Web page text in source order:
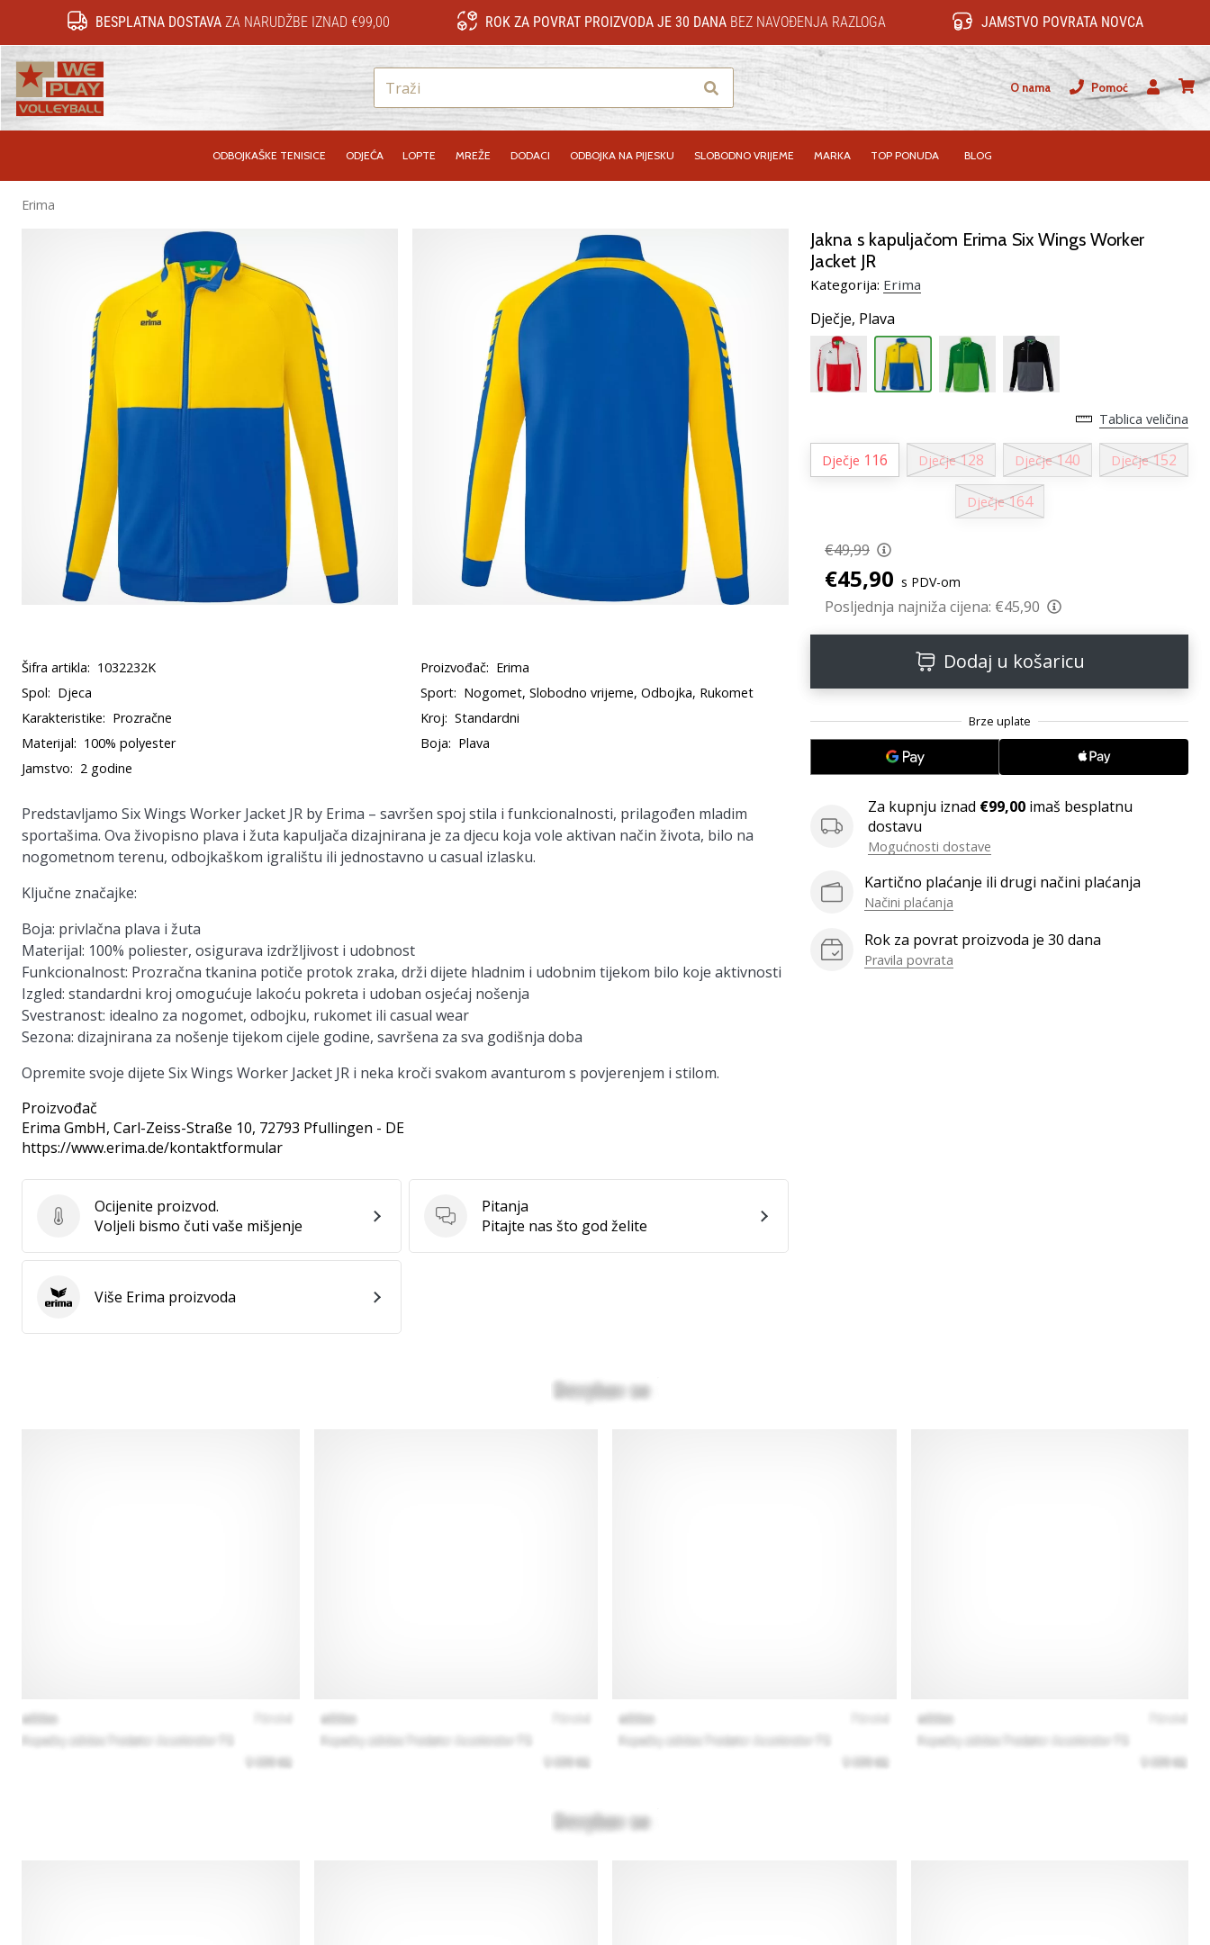
BESPLATNA DOSTAVAZA NARUDŽBE IZNAD €99,00 ROK ZA POVRAT PROIZVODA JE 30 DANABEZ NAVOĐENJA RAZLOGA JAMSTVO POVRATA NOVCA
O nama
Pomoć
Korisnik
ODBOJKAŠKE TENISICE ODJEĆA LOPTE MREŽE DODACI ODBOJKA NA PIJESKU SLOBODNO VRIJEME MARKA TOP PONUDA BLOG
Erima
Jakna s kapuljačom Erima Six Wings Worker
Jacket JR
Kategorija: Erima
Dječje, Plava
Tablica veličina
Dječje 116 Dječje 128 Dječje 140 Dječje 152
Dječje 164
€49,99
€45,90 s PDV-om
Posljednja najniža cijena: €45,90
Dodaj u košaricu
Za kupnju iznad €99,00 imaš besplatnu
dostavu
Mogućnosti dostave
Kartično plaćanje ili drugi načini plaćanja
Načini plaćanja
Rok za povrat proizvoda je 30 dana
Pravila povrata
Šifra artikla: 1032232K Proizvođač: Erima
Spol: Djeca Sport: Nogomet, Slobodno vrijeme, Odbojka, Rukomet
Karakteristike: Prozračne Kroj: Standardni
Materijal: 100% polyester Boja: Plava
Jamstvo: 2 godine
Predstavljamo Six Wings Worker Jacket JR by Erima – savršen spoj stila i funkcionalnosti, prilagođen mladim
sportašima. Ova živopisno plava i žuta kapuljača dizajnirana je za djecu koja vole aktivan način života, bilo na
nogometnom terenu, odbojkaškom igralištu ili jednostavno u casual izlasku.
Ključne značajke:
Boja: privlačna plava i žuta
Materijal: 100% poliester, osigurava izdržljivost i udobnost
Funkcionalnost: Prozračna tkanina potiče protok zraka, drži dijete hladnim i udobnim tijekom bilo koje aktivnosti
Izgled: standardni kroj omogućuje lakoću pokreta i udoban osjećaj nošenja
Svestranost: idealno za nogomet, odbojku, rukomet ili casual wear
Sezona: dizajnirana za nošenje tijekom cijele godine, savršena za sva godišnja doba
Opremite svoje dijete Six Wings Worker Jacket JR i neka kroči svakom avanturom s povjerenjem i stilom.
Proizvođač
Erima GmbH, Carl-Zeiss-Straße 10, 72793 Pfullingen - DE
https://www.erima.de/kontaktformular
Ocijenite proizvod.
Ocijenite proizvod.
Voljeli bismo čuti vaše mišjenje
Pitanja
Pitanja
Pitajte nas što god želite
Erima Više Erima proizvoda